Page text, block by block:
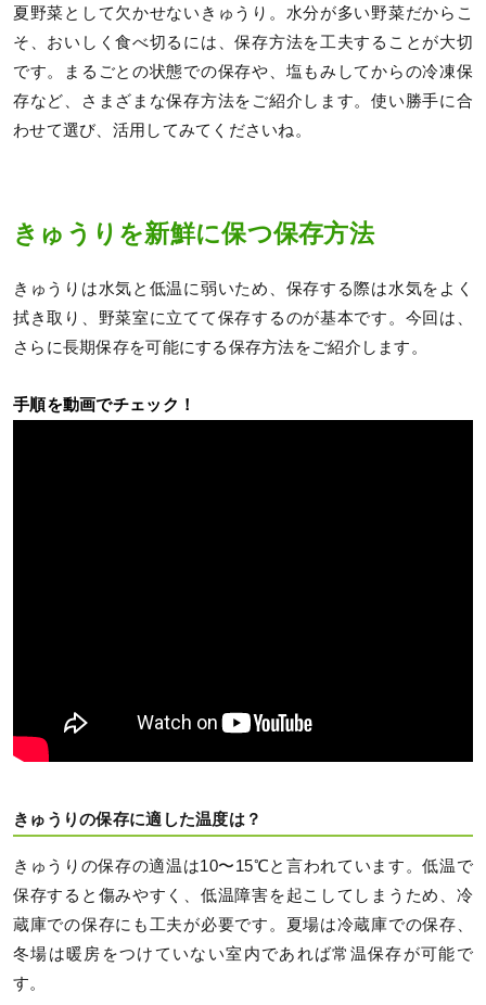
夏野菜として欠かせないきゅうり。水分が多い野菜だからこ
そ、おいしく食べ切るには、保存方法を工夫することが大切
です。まるごとの状態での保存や、塩もみしてからの冷凍保
存など、さまざまな保存方法をご紹介します。使い勝手に合
わせて選び、活用してみてくださいね。
きゅうりを新鮮に保つ保存方法
きゅうりは水気と低温に弱いため、保存する際は水気をよく
拭き取り、野菜室に立てて保存するのが基本です。今回は、
さらに長期保存を可能にする保存方法をご紹介します。
手順を動画でチェック！
きゅうりの保存に適した温度は？
きゅうりの保存の適温は10〜15℃と言われています。低温で
保存すると傷みやすく、低温障害を起こしてしまうため、冷
蔵庫での保存にも工夫が必要です。夏場は冷蔵庫での保存、
冬場は暖房をつけていない室内であれば常温保存が可能で
す。